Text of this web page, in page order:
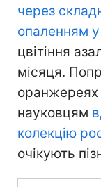
через
опаленням
цвітіння
місяця.
науковцям
колекцію
очікують